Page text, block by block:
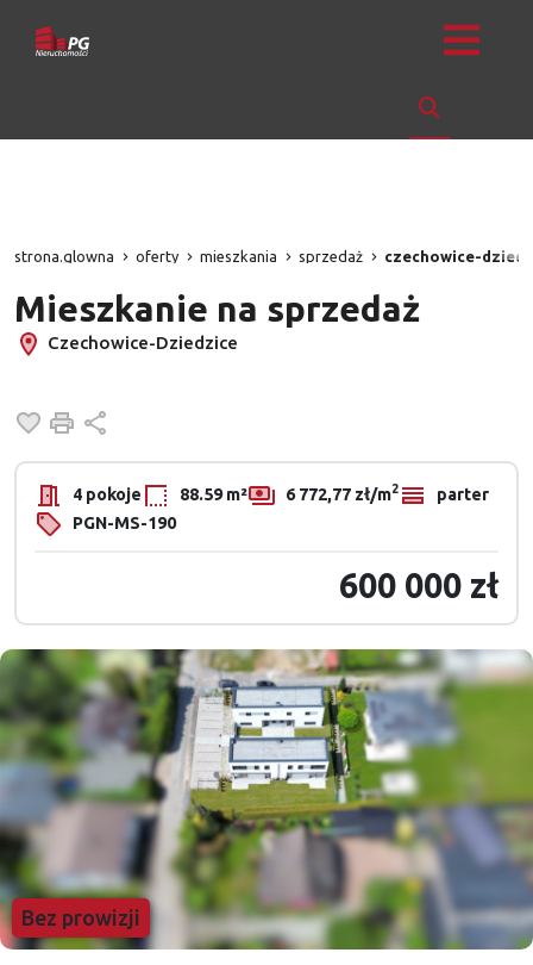
strona.glowna oferty mieszkania sprzedaż czechowice-
Mieszkanie na sprzedaż
Czechowice-Dziedzice
Dodaj do ulubionych
Drukuj
4 pokoje 88.59 m² 6 772,77 zł/m2
parter
PGN-MS-190
600 000 zł
Bez prowizji